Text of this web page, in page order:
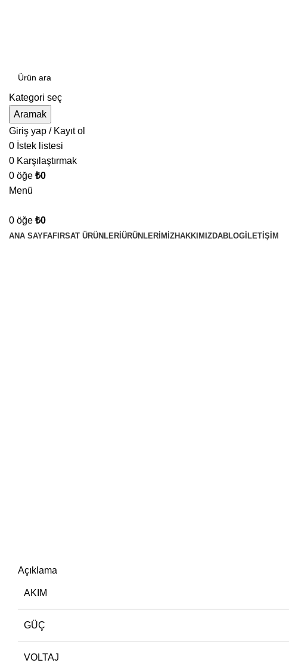
Kategori seç
Aramak
Giriş yap / Kayıt ol
0 İstek listesi
0 Karşılaştırmak
0 öğe ₺0
Menü
0 öğe ₺0
ANA SAYFAFIRSAT ÜRÜNLERI ÜRÜNLERIMIZHAKKIMIZDABLOG İLETIŞIM
Açıklama
AKIM
GÜÇ
VOLTAJ